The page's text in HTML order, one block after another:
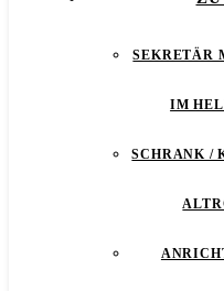
SEKRETÄR
IM
SCHRANK /